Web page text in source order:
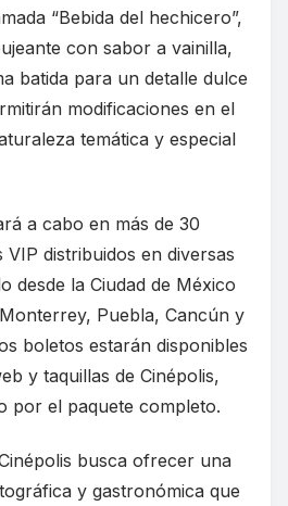
“Bebida del hechicero”,
con sabor a vainilla,
batida para un detalle dulce
modificaciones en el
temática y especial
a cabo en más de 30
VIP distribuidos en diversas
desde la Ciudad de México
Puebla, Cancún y
boletos estarán disponibles
y taquillas de Cinépolis,
por el paquete completo.
busca ofrecer una
y gastronómica que